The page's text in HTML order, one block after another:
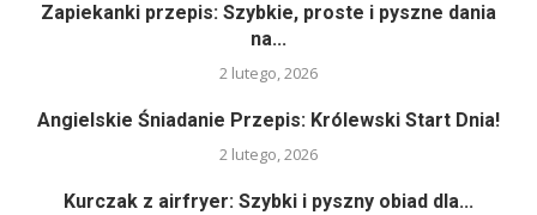
Zapiekanki przepis: Szybkie, proste i pyszne dania
na...
2 lutego, 2026
Angielskie Śniadanie Przepis: Królewski Start Dnia!
2 lutego, 2026
Kurczak z airfryer: Szybki i pyszny obiad dla...